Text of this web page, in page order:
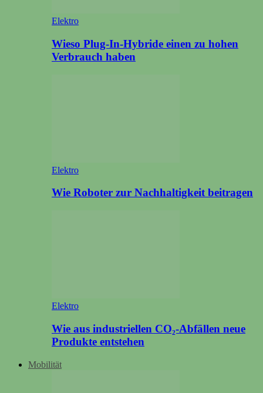
Elektro
Wieso Plug-In-Hybride einen zu hohen
Verbrauch haben
Elektro
Wie Roboter zur Nachhaltigkeit beitragen
Elektro
Wie aus industriellen CO₂-Abfällen neue
Produkte entstehen
Mobilität